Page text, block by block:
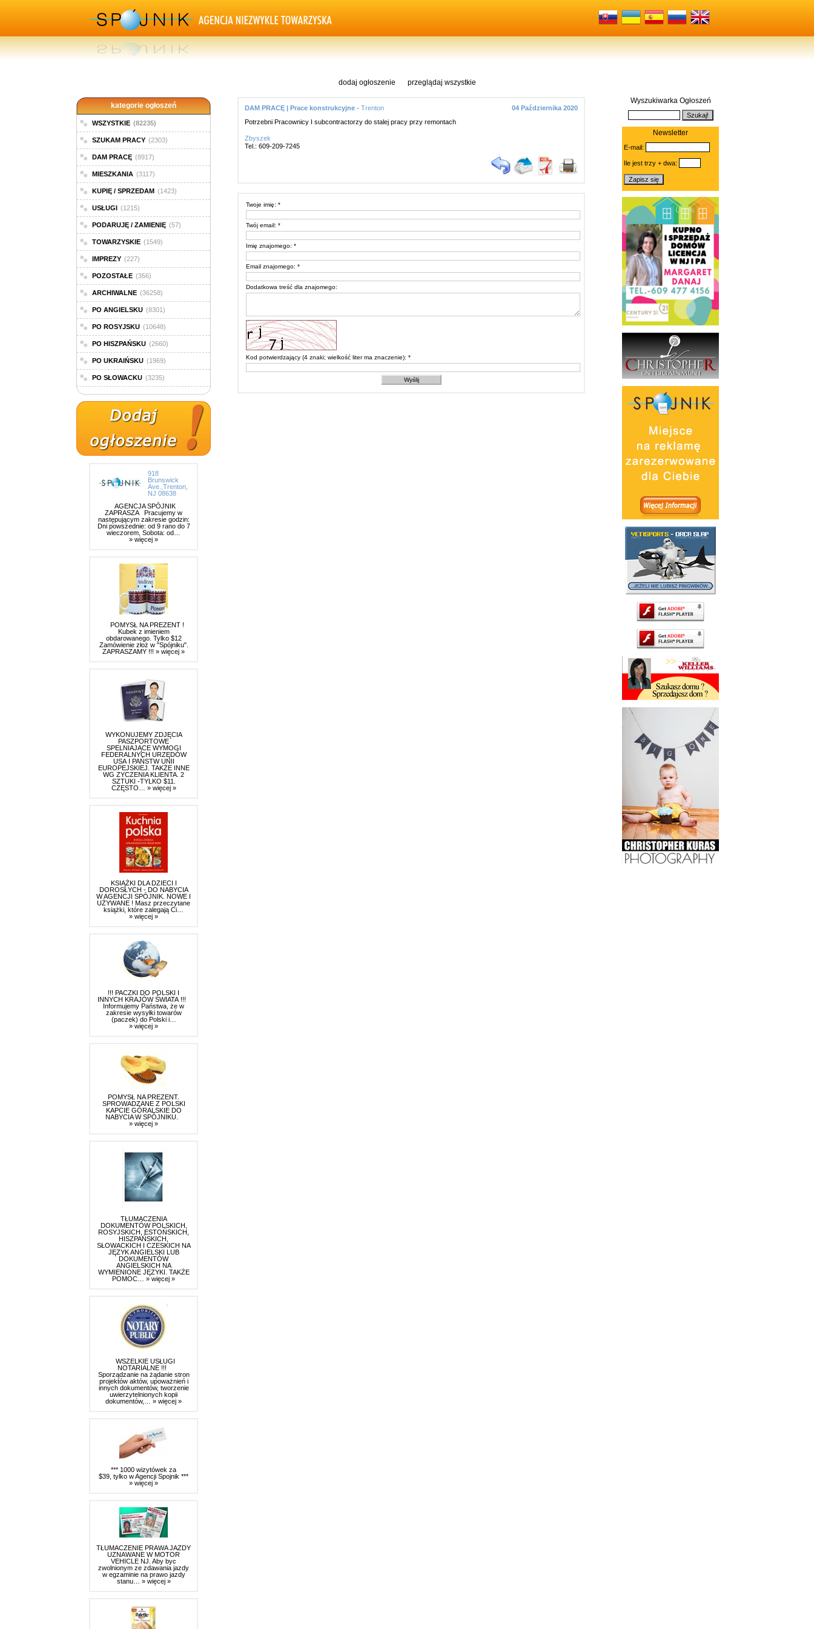
dodaj ogłoszenie przeglądaj wszystkie
kategorie ogłoszeń
WSZYSTKIE (82235)
SZUKAM PRACY (2303)
DAM PRACĘ (8917)
MIESZKANIA (3117)
KUPIĘ / SPRZEDAM (1423)
USŁUGI (1215)
PODARUJĘ / ZAMIENIĘ (57)
TOWARZYSKIE (1549)
IMPREZY (227)
POZOSTAŁE (356)
ARCHIWALNE (36258)
PO ANGIELSKU (8301)
PO ROSYJSKU (10648)
PO HISZPAŃSKU (2660)
PO UKRAIŃSKU (1969)
PO SŁOWACKU (3235)
918
Brunswick
Ave.,Trenton,
NJ 08638
AGENCJA SPÓJNIK
ZAPRASZA Pracujemy w
następującym zakresie godzin:
Dni powszednie: od 9 rano do 7
wieczorem, Sobota: od…
» więcej »
POMYSŁ NA PREZENT !
Kubek z imieniem
obdarowanego. Tylko $12
Zamówienie złoż w "Spójniku".
ZAPRASZAMY !!! » więcej »
WYKONUJEMY ZDJĘCIA
PASZPORTOWE
SPELNIAJĄCE WYMOGI
FEDERALNYCH URZĘDÓW
USA I PAŃSTW UNII
EUROPEJSKIEJ. TAKŻE INNE
WG ZYCZENIA KLIENTA. 2
SZTUKI -TYLKO $11.
CZĘSTO… » więcej »
KSIĄŻKI DLA DZIECI I
DOROSŁYCH - DO NABYCIA
W AGENCJI SPÓJNIK. NOWE I
UŻYWANE ! Masz przeczytane
książki, które zalegają Ci…
» więcej »
!!! PACZKI DO POLSKI I
INNYCH KRAJÓW ŚWIATA !!!
Informujemy Państwa, że w
zakresie wysyłki towarów
(paczek) do Polski i…
» więcej »
POMYSŁ NA PREZENT.
SPROWADZANE Z POLSKI
KAPCIE GÓRALSKIE DO
NABYCIA W SPÓJNIKU.
» więcej »
TŁUMACZENIA
DOKUMENTÓW POLSKICH,
ROSYJSKICH, ESTOŃSKICH,
HISZPAŃSKICH,
SŁOWACKICH I CZESKICH NA
JĘZYK ANGIELSKI LUB
DOKUMENTÓW
ANGIELSKICH NA
WYMIENIONE JĘZYKI. TAKŻE
POMOC… » więcej »
WSZELKIE USŁUGI
NOTARIALNE !!!
Sporządzanie na żądanie stron
projektów aktów, upoważnień i
innych dokumentów, tworzenie
uwierzytelnionych kopii
dokumentów,… » więcej »
*** 1000 wizytówek za
$39, tylko w Agencji Spojnik ***
» więcej »
TŁUMACZENIE PRAWA JAZDY
UZNAWANE W MOTOR
VEHICLE NJ. Aby byc
zwolnionym ze zdawania jazdy
w egzaminie na prawo jazdy
stanu… » więcej »
DAM PRACĘ | Prace konstrukcyjne - Trenton
04 Października 2020
Potrzebni Pracownicy I subcontractorzy do stalej pracy przy remontach
Zbyszek
Tel.: 609-209-7245
Twoje imię: *
Twój email: *
Imię znajomego: *
Email znajomego: *
Dodatkowa treść dla znajomego:
Kod potwierdzający (4 znaki; wielkość liter ma znaczenie): *
Wyszukiwarka Ogłoszeń
Newsletter
E-mail:
Ile jest trzy + dwa: